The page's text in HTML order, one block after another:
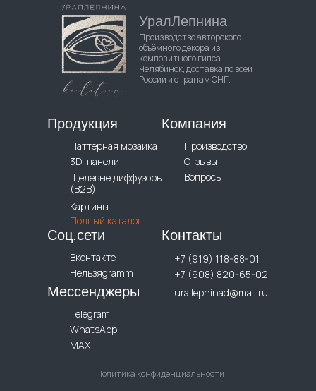
Паттерная мозаика
3D-панели
Щелевые диффузоры
(B2B)
Картины
Полный каталог
УралЛепнина
Продукция
+7 (919) 118-88-01
+7 (908) 820-65-02
urallepninad@mail.ru
Политика конфиденциальности
Контакты
Производство
Отзывы
Вопросы
Компания
Вконтакте
Нельзяgramm
Соц.сети
Telegram
WhatsApp
MAX
Мессенджеры
Производство авторского
объёмного декора из
композитного гипса.
Челябинск, доставка по всей
России и странам СНГ.